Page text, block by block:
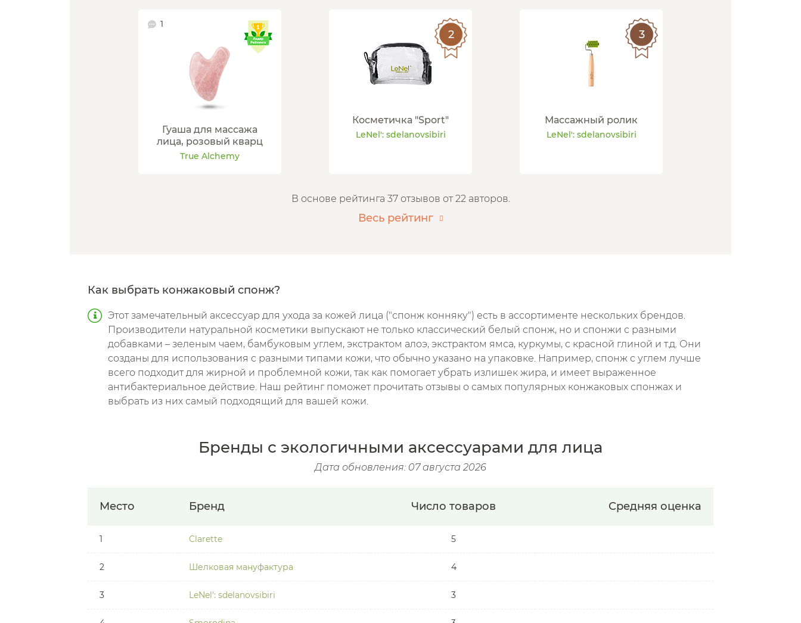
1
Гуаша для массажа
лица, розовый кварц
True Alchemy
Косметичка "Sport"
LeNel': sdelanovsibiri
Массажный ролик
LeNel': sdelanovsibiri
В основе рейтинга 37 отзывов от 22 авторов.
Весь рейтинг
Как выбрать конжаковый спонж?
Этот замечательный аксессуар для ухода за кожей лица ("спонж конняку") есть в ассортименте нескольких брендов.
Производители натуральной косметики выпускают не только классический белый спонж, но и спонжи с разными
добавками – зеленым чаем, бамбуковым углем, экстрактом алоэ, экстрактом ямса, куркумы, с красной глиной и т.д. Они
созданы для использования с разными типами кожи, что обычно указано на упаковке. Например, спонж с углем лучше
всего подходит для жирной и проблемной кожи, так как помогает убрать излишек жира, и имеет выраженное
антибактериальное действие. Наш рейтинг поможет прочитать отзывы о самых популярных конжаковых спонжах и
выбрать из них самый подходящий для вашей кожи.
Бренды с экологичными аксессуарами для лица
Дата обновления: 07 августа 2026
Место Бренд Число товаров Средняя оценка
1 Clarette 5
2 Шелковая мануфактура 4
3 LeNel': sdelanovsibiri 3